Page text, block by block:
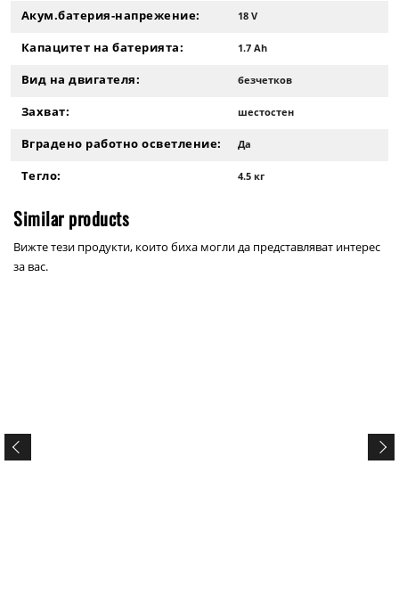
Акум.батерия-напрежение: 18 V
Капацитет на батерията: 1.7 Ah
Вид на двигателя: безчетков
Захват: шестостен
Вградено работно осветление: Да
Тегло: 4.5 кг
Similar products
Вижте тези продукти, които биха могли да представляват интерес
за вас.